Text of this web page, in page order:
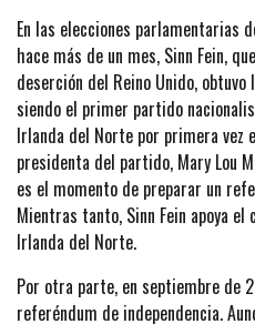
En las elecciones parlamentarias
hace más de un mes, Sinn Fein,
deserción del Reino Unido,
siendo el primer partido
Irlanda del Norte por primera vez
presidenta del partido, Mary Lou
es el momento de preparar un
Mientras tanto, Sinn Fein apoya
Irlanda del Norte.
Por otra parte, en septiembre de
referéndum de independencia.